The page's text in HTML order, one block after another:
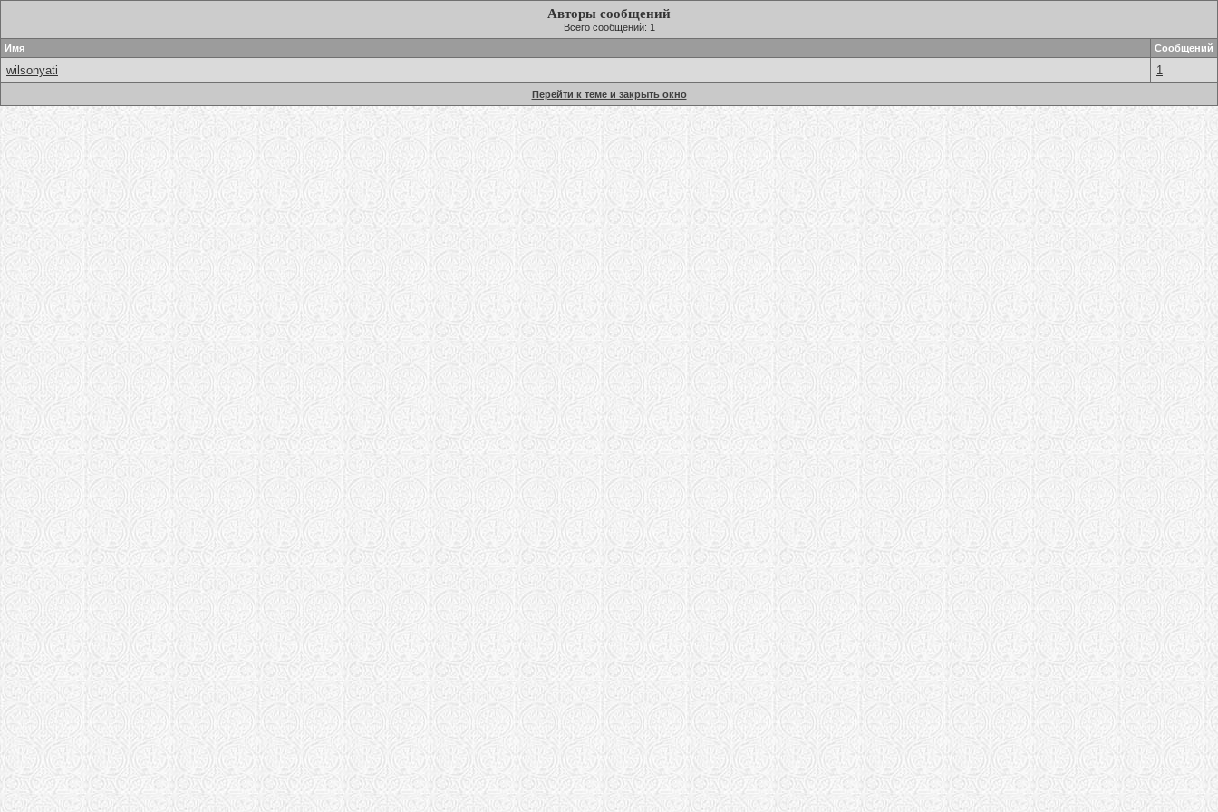
Авторы сообщений
Всего сообщений: 1
Имя
Сообщений
wilsonyati 1
Перейти к теме и закрыть окно